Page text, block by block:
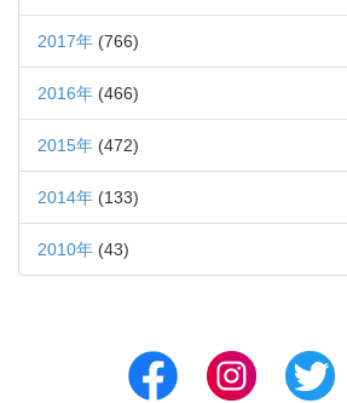
2017年 (766)
2016年 (466)
2015年 (472)
2014年 (133)
2010年 (43)